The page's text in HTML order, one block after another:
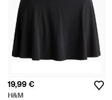
19,99 €
H&M